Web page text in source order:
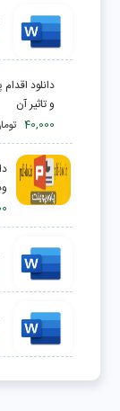
دانلود
و تاثیر آن
40,000